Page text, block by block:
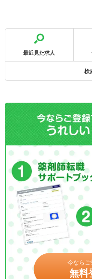
最近見た求人
検
今ならご
無料